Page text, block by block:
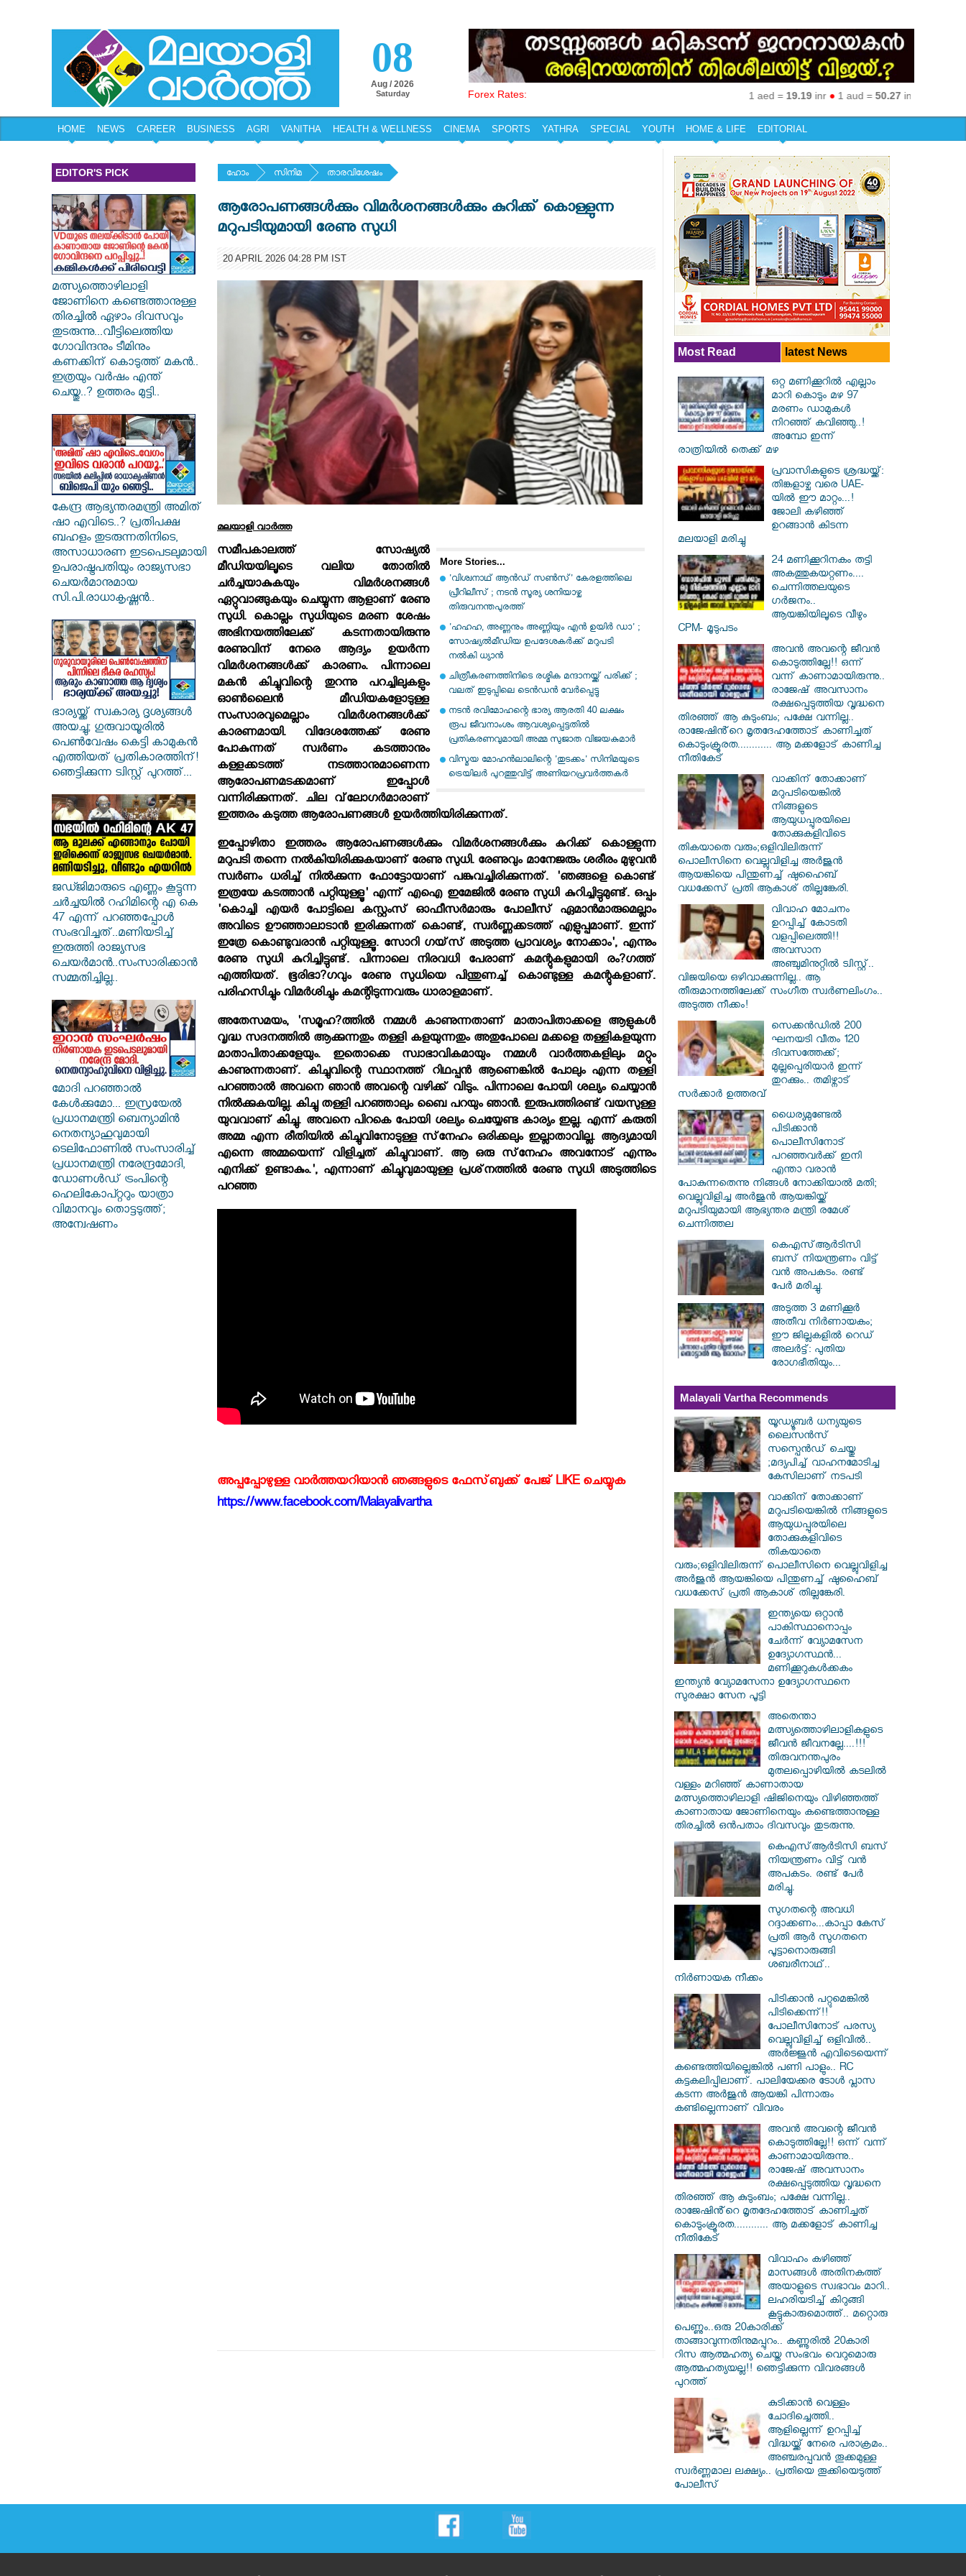
08
Aug / 2026
Saturday Forex Rates: 1 aed =19.19inr●1 aud =50.27inr●1 eur =
HOME NEWS CAREER BUSINESS AGRI VANITHA HEALTH & WELLNESS CINEMA SPORTS YATHRA SPECIAL YOUTH HOME & LIFE EDITORIAL
EDITOR'S PICK
മത്സ്യത്തൊഴിലാളി
ജോണിനെ കണ്ടെത്താനുള്ള
തിരച്ചിൽ ഏഴാം ദിവസവും
തുടരുന്നു...വീട്ടിലെത്തിയ
ഗോവിന്ദനും ടീമിനും
കണക്കിന് കൊടുത്ത് മകൻ..
ഇത്രയും വർഷം എന്ത്
ചെയ്തു..? ഉത്തരം മുട്ടി..
കേന്ദ്ര ആഭ്യന്തരമന്ത്രി അമിത്
ഷാ എവിടെ..? പ്രതിപക്ഷ
ബഹളം തുടരുന്നതിനിടെ,
അസാധാരണ ഇടപെടലുമായി
ഉപരാഷ്ട്രപതിയും രാജ്യസഭാ
ചെയർമാനുമായ
സി.പി.രാധാകൃഷ്ണൻ..
ഭാര്യയ്ക്ക് സ്വകാര്യ ദൃശ്യങ്ങൾ
അയച്ചു; ഗുരുവായൂരിൽ
പെൺവേഷം കെട്ടി കാമുകൻ
എത്തിയത് പ്രതികാരത്തിന്!
ഞെട്ടിക്കുന്ന ട്വിസ്റ്റ് പുറത്ത്...
ജഡ്ജിമാരുടെ എണ്ണം കൂട്ടുന്ന
ചർച്ചയിൽ റഹിമിന്റെ എ കെ
47 എന്ന് പറഞ്ഞപ്പോൾ
സംഭവിച്ചത്..മണിയടിച്ച്
ഇരുത്തി രാജ്യസഭ
ചെയർമാൻ..സംസാരിക്കാൻ
സമ്മതിച്ചില്ല..
മോദി പറഞ്ഞാൽ
കേൾക്കുമോ... ഇസ്രയേൽ
പ്രധാനമന്ത്രി ബെന്യാമിൻ
നെതന്യാഹുവുമായി
ടെലിഫോണിൽ സംസാരിച്ച്
പ്രധാനമന്ത്രി നരേന്ദ്രമോദി,
ഡോണൾഡ് ട്രംപിന്റെ
ഹെലികോപ്റ്ററും യാത്രാ
വിമാനവും തൊട്ടടുത്ത്;
അന്വേഷണം
ഹോം സിനിമ താരവിശേഷം
ആരോപണങ്ങള്‍ക്കും വിമര്‍ശനങ്ങള്‍ക്കും കുറിക്ക് കൊള്ളുന്ന
മറുപടിയുമായി രേണു സുധി
20 APRIL 2026 04:28 PM IST
മലയാളി വാര്‍ത്ത
More Stories...
'വിശ്വനാഥ് ആന്‍ഡ് സണ്‍സ്' കേരളത്തിലെ
പ്രീറിലീസ് ; നടന്‍ സൂര്യ ശനിയാഴ്ച
തിരുവനന്തപുരത്ത്
'ഹഹഹ, അണ്ണനും അണ്ണിയും എന്‍ ഉയിര്‍ ഡാ' ;
സോഷ്യല്‍മീഡിയ ഉപദേശകര്‍ക്ക് മറുപടി
നല്‍കി ധ്യാന്‍
ചിത്രീകരണത്തിനിടെ രശ്മിക മന്ദാനയ്ക്ക് പരിക്ക് ;
വലത് ഇടുപ്പിലെ ടെന്‍ഡന്‍ വേര്‍പ്പെട്ടു
നടന്‍ രവിമോഹന്റെ ഭാര്യ ആരതി 40 ലക്ഷം
രൂപ ജീവനാംശം ആവശ്യപ്പെട്ടതില്‍
പ്രതികരണവുമായി അമ്മ സുജാത വിജയകുമാര്‍
വിസ്മയ മോഹന്‍ലാലിന്റെ 'തുടക്കം' സിനിമയുടെ
ട്രെയിലര്‍ പുറത്തുവിട്ട് അണിയറപ്രവര്‍ത്തകര്‍
സമീപകാലത്ത് സോഷ്യല്‍
മീഡിയയിലൂടെ വലിയ തോതില്‍
ചര്‍ച്ചയാകുകയും വിമര്‍ശനങ്ങള്‍
ഏറ്റുവാങ്ങുകയും ചെയ്യുന്ന ആളാണ് രേണു
സുധി. കൊല്ലം സുധിയുടെ മരണ ശേഷം
അഭിനയത്തിലേക്ക് കടന്നതായിരുന്നു
രേണുവിന് നേരെ ആദ്യം ഉയര്‍ന്ന
വിമര്‍ശനങ്ങള്‍ക്ക് കാരണം. പിന്നാലെ
മകന്‍ കിച്ചുവിന്റെ തുറന്നു പറച്ചിലുകളും
ഓണ്‍ലൈന്‍ മീഡിയകളോടുള്ള
സംസാരവുമെല്ലാം വിമര്‍ശനങ്ങള്‍ക്ക്
കാരണമായി. വിദേശത്തേക്ക് രേണു
പോകുന്നത് സ്വര്‍ണം കടത്താനും
കള്ളക്കടത്ത് നടത്താനുമാണെന്ന
ആരോപണമടക്കമാണ് ഇപ്പോള്‍
വന്നിരിക്കുന്നത്. ചില വ്‌ലോഗര്‍മാരാണ്
ഇത്തരം കടുത്ത ആരോപണങ്ങള്‍ ഉയര്‍ത്തിയിരിക്കുന്നത്.
ഇപ്പോഴിതാ ഇത്തരം ആരോപണങ്ങള്‍ക്കും വിമര്‍ശനങ്ങള്‍ക്കും കുറിക്ക് കൊള്ളുന്ന
മറുപടി തന്നെ നല്‍കിയിരിക്കുകയാണ് രേണു സുധി. രേണുവും മാനേജരും ശരീരം മുഴുവന്‍
സ്വര്‍ണം ധരിച്ച് നില്‍ക്കുന്ന ഫോട്ടോയാണ് പങ്കുവച്ചിരിക്കുന്നത്. 'ഞങ്ങളെ കൊണ്ട്
ഇത്രയേ കടത്താന്‍ പറ്റിയുള്ളൂ' എന്ന് എഐ ഇമേജില്‍ രേണു സുധി കുറിച്ചിട്ടുമുണ്ട്. ഒപ്പം
'കൊച്ചി എയര്‍ പോട്ടിലെ കസ്റ്റംസ് ഓഫീസര്‍മാരും പോലീസ് ഏമാന്‍മാരുമെല്ലാം
അവിടെ ഊഞ്ഞാലാടാന്‍ ഇരിക്കുന്നത് കൊണ്ട്, സ്വര്‍ണ്ണക്കടത്ത് എളുപ്പമാണ്. ഇന്ന്
ഇത്രേ കൊണ്ടുവരാന്‍ പറ്റിയുള്ളൂ. സോറി ഗയ്‌സ് അടുത്ത പ്രാവശ്യം നോക്കാം', എന്നും
രേണു സുധി കുറിച്ചിട്ടുണ്ട്. പിന്നാലെ നിരവധി പേരാണ് കമന്റുകളുമായി രം?ഗത്ത്
എത്തിയത്. ഭൂരിഭാ?ഗവും രേണു സുധിയെ പിന്തുണച്ച് കൊണ്ടുള്ള കമന്റുകളാണ്.
പരിഹസിച്ചും വിമര്‍ശിച്ചും കമന്റിടുന്നവരും ധാരാളമാണ്.
അതേസമയം, 'സമൂഹ?ത്തില്‍ നമ്മള്‍ കാണുന്നതാണ് മാതാപിതാക്കളെ ആളുകള്‍
വൃദ്ധ സദനത്തില്‍ ആക്കുന്നതും തള്ളി കളയുന്നതും അതുപോലെ മക്കളെ തള്ളികളയുന്ന
മാതാപിതാക്കളേയും. ഇതൊക്കെ സ്വാഭാവികമായും നമ്മള്‍ വാര്‍ത്തകളിലും മറ്റും
കാണുന്നതാണ്. കിച്ചുവിന്റെ സ്ഥാനത്ത് റിഥപ്പന്‍ ആണെങ്കില്‍ പോലും എന്ന തള്ളി
പറഞ്ഞാല്‍ അവനെ ഞാന്‍ അവന്റെ വഴിക്ക് വിടും. പിന്നാലെ പോയി ശല്യം ചെയ്യാന്‍
നില്‍ക്കുകയില്ല. കിച്ചു തള്ളി പറഞ്ഞാലും ബൈ പറയും ഞാന്‍. ഇരുപത്തിരണ്ട് വയസുള്ള
യുവവാണ് കിച്ചു. അവനെ പിറകെ പോയി ശല്യം ചെയ്യേണ്ട കാര്യം ഇല്ല. എന്ന് കരുതി
അമ്മ എന്ന രീതിയില്‍ കിച്ചുവിനോടുള്ള സ്‌നേഹം ഒരിക്കലും ഇല്ലാതാവില്ല. ആദ്യമായി
എന്നെ അമ്മയെന്ന് വിളിച്ചത് കിച്ചുവാണ്. ആ ഒരു സ്‌നേഹം അവനോട് എന്നും
എനിക്ക് ഉണ്ടാകും.', എന്നാണ് കിച്ചുവുമായുള്ള പ്രശ്‌നത്തില്‍ രേണു സുധി അടുത്തിടെ
പറഞ്ഞ
അപ്പപ്പോഴുള്ള വാര്‍ത്തയറിയാന്‍ ഞങ്ങളുടെ ഫേസ്‌ബുക്ക്‌ പേജ് LIKE ചെയ്യുക
https://www.facebook.com/Malayalivartha
Most Read latest News
ഒറ്റ മണിക്കൂറിൽ എല്ലാം
മാറി കൊടും മഴ 97
മരണം ഡാമുകൾ
നിറഞ്ഞ് കവിഞ്ഞു..!
അമ്പോ ഇന്ന്
രാത്രിയിൽ തെക്ക് മഴ
പ്രവാസികളുടെ ശ്രദ്ധയ്ക്ക്:
തിങ്കളാഴ്ച വരെ UAE-
യിൽ ഈ മാറ്റം...!
ജോലി കഴിഞ്ഞ്
ഉറങ്ങാൻ കിടന്ന
മലയാളി മരിച്ചു
24 മണിക്കൂറിനകം തട്ടി
അകത്തുകയറ്റണം....
ചെന്നിത്തലയുടെ
ഗർജനം..
ആയങ്കിയിലൂടെ വീഴും
CPM- മൂടുപടം
അവൻ അവന്റെ ജീവൻ
കൊടുത്തില്ലേ!! ഒന്ന്
വന്ന് കാണാമായിരുന്നു..
രാജേഷ് അവസാനം
രക്ഷപ്പെടുത്തിയ വൃദ്ധനെ
തിരഞ്ഞ് ആ കുടുംബം; പക്ഷേ വന്നില്ല..
രാജേഷിൻ്റെ മൃതദേഹത്തോട് കാണിച്ചത്
കൊടുംക്രൂരത............ ആ മക്കളോട് കാണിച്ച
നീതികേട്
വാക്കിന് തോക്കാണ്
മറുപടിയെങ്കിൽ
നിങ്ങളുടെ
ആയുധപ്പുരയിലെ
തോക്കുകളിവിടെ
തികയാതെ വരും;ഒളിവിലിരുന്ന്
പൊലീസിനെ വെല്ലുവിളിച്ച അർജുൻ
ആയങ്കിയെ പിന്തുണച്ച് ഷുഹൈബ്
വധക്കേസ് പ്രതി ആകാശ് തില്ലങ്കേരി.
വിവാഹ മോചനം
ഉറപ്പിച്ച് കോടതി
വളപ്പിലെത്തി!!
അവസാന
അഞ്ചുമിനുറ്റിൽ ട്വിസ്റ്റ്..
വിജയിയെ ഒഴിവാക്കുന്നില്ല.. ആ
തീരുമാനത്തിലേക്ക് സംഗീത സ്വർണലിംഗം..
അടുത്ത നീക്കം!
സെക്കൻഡിൽ 200
ഘനയടി വീതം 120
ദിവസത്തേക്ക്;
മുല്ലപ്പെരിയാർ ഇന്ന്
തുറക്കും.. തമിഴ്നാട്
സർക്കാർ ഉത്തരവ്
ധൈര്യമുണ്ടേൽ
പിടിക്കാൻ
പൊലീസിനോട്
പറഞ്ഞവർക്ക് ഇനി
എന്താ വരാൻ
പോകുന്നതെന്നു നിങ്ങൾ നോക്കിയാൽ മതി;
വെല്ലുവിളിച്ച അർജുൻ ആയങ്കിയ്ക്ക്
മറുപടിയുമായി ആഭ്യന്തര മന്ത്രി രമേശ്
ചെന്നിത്തല
കെഎസ്ആര്‍ടിസി
ബസ് നിയന്ത്രണം വിട്ട്
വൻ അപകടം. രണ്ട്
പേർ മരിച്ചു.
അടുത്ത 3 മണിക്കൂർ
അതീവ നിർണായകം;
ഈ ജില്ലകളിൽ റെഡ്
അലർട്ട്: പുതിയ
രോഗഭീതിയും...
Malayali Vartha Recommends
യൂഡ്യൂബർ ധന്യയുടെ
ലൈസൻസ്
സസ്പെൻഡ് ചെയ്തു
;മദ്യപിച്ച് വാഹനമോടിച്ച
കേസിലാണ് നടപടി
വാക്കിന് തോക്കാണ്
മറുപടിയെങ്കിൽ നിങ്ങളുടെ
ആയുധപ്പുരയിലെ
തോക്കുകളിവിടെ
തികയാതെ
വരും;ഒളിവിലിരുന്ന് പൊലീസിനെ വെല്ലുവിളിച്ച
അർജുൻ ആയങ്കിയെ പിന്തുണച്ച് ഷുഹൈബ്
വധക്കേസ് പ്രതി ആകാശ് തില്ലങ്കേരി.
ഇന്ത്യയെ ഒറ്റാൻ
പാകിസ്ഥാനൊപ്പം
ചേർന്ന് വ്യോമസേന
ഉദ്യോ​ഗസ്ഥൻ...
മണിക്കൂറുകൾക്കകം
ഇന്ത്യൻ വ്യോമസേനാ ഉദ്യോഗസ്ഥനെ
സുരക്ഷാ സേന പൂട്ടി
അതെന്താ
മത്സ്യത്തൊഴിലാളികളുടെ
ജീവൻ ജീവനല്ലേ....!!!
തിരുവനന്തപുരം
മുതലപ്പൊഴിയില്‍ കടലില്‍
വള്ളം മറിഞ്ഞ് കാണാതായ
മത്സ്യത്തൊഴിലാളി ഷിജിനെയും വിഴിഞ്ഞത്ത്
കാണാതായ ജോണിനെയും കണ്ടെത്താനുള്ള
തിരച്ചില്‍ ഒന്‍പതാം ദിവസവും തുടരുന്നു.
കെഎസ്ആര്‍ടിസി ബസ്
നിയന്ത്രണം വിട്ട് വൻ
അപകടം. രണ്ട് പേർ
മരിച്ചു.
സു​ഗതന്റെ അവധി
റദ്ദാക്കണം...കാപ്പാ കേസ്
പ്രതി ആർ സു​ഗതനെ
പൂട്ടാനൊരുങ്ങി
ശബരീനാഥ്..
നിർണായക നീക്കം
പിടിക്കാൻ പറ്റുമെങ്കിൽ
പിടിക്കെന്ന്!!
പോലീസിനോട് പരസ്യ
വെല്ലുവിളിച്ച് ഒളിവിൽ..
അർജ്ജുൻ എവിടെയെന്ന്
കണ്ടെത്തിയില്ലെങ്കിൽ പണി പാളും.. RC
കട്ടകലിപ്പിലാണ്. പാലിയേക്കര ടോൾ പ്ലാസ
കടന്ന അർജുൻ ആയങ്കി പിന്നാരും
കണ്ടില്ലെന്നാണ് വിവരം
അവൻ അവന്റെ ജീവൻ
കൊടുത്തില്ലേ!! ഒന്ന് വന്ന്
കാണാമായിരുന്നു..
രാജേഷ് അവസാനം
രക്ഷപ്പെടുത്തിയ വൃദ്ധനെ
തിരഞ്ഞ് ആ കുടുംബം; പക്ഷേ വന്നില്ല..
രാജേഷിൻ്റെ മൃതദേഹത്തോട് കാണിച്ചത്
കൊടുംക്രൂരത............ ആ മക്കളോട് കാണിച്ച
നീതികേട്
വിവാഹം കഴിഞ്ഞ്
മാസങ്ങൾ അതിനകത്ത്
അയാളുടെ സ്വഭാവം മാറി..
ലഹരിയടിച്ച് കിറുങ്ങി
കൂട്ടുകാരുമൊത്ത്.. മറ്റൊരു
പെണ്ണും..ഒരു 20കാരിക്ക്
താങ്ങാവുന്നതിനുമപ്പുറം.. കണ്ണൂരിൽ 20കാരി
റിസ ആത്മഹത്യ ചെയ്ത സംഭവം വെറുമൊരു
ആത്മഹത്യയല്ല!! ഞെട്ടിക്കുന്ന വിവരങ്ങൾ
പുറത്ത്
കുടിക്കാൻ വെള്ളം
ചോദിച്ചെത്തി..
ആളില്ലെന്ന് ഉറപ്പിച്ച്
വിദ്ധയ്ക്ക് നേരെ പരാക്രമം..
അഞ്ചരപ്പവൻ തൂക്കമുള്ള
സ്വർണ്ണമാല ലക്ഷ്യം.. പ്രതിയെ തൂക്കിയെടുത്ത്
പോലീസ്